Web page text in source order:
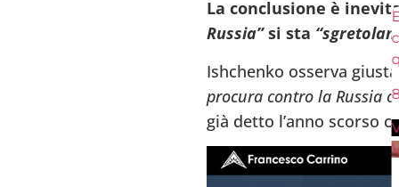
La conclusione è
Russia”si sta
Ishchenko osserva
procura contro la Russia
già detto l’anno scorso